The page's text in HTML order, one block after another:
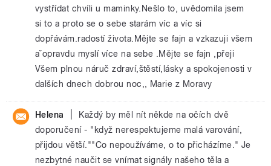
vystřídat chvíli u maminky.Nešlo to, uvědomila jsem
si to a proto se o sebe starám víc a víc si
dopřávám.radostí života.Mějte se fajn a vzkazuji všem
aˇopravdu myslí více na sebe .Mějte se fajn ,přeji
Všem plnou náruč zdraví,štěstí,lásky a spokojenosti v
dalších dnech dobrou noc,, Marie z Moravy
Helena
Každý by měl nít někde na očích dvě
doporučení - "když nerespektujeme malá varování,
přijdou větší.""Co nepoužíváme, o to přicházíme." Je
nezbytné naučit se vnímat signály našeho těla a